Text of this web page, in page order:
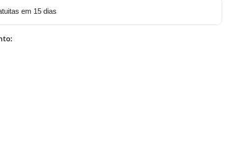
em 15 dias